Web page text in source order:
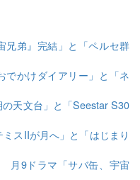
兄弟』完結」と「ペルセ群
でかけダイアリー」と「ネ
天文台」と「Seestar S30
スIIが月へ」と「はじまり
月9ドラマ「サバ缶、宇宙